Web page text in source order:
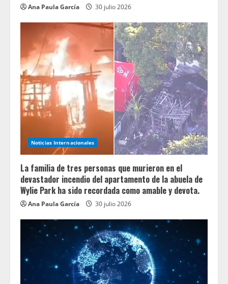
Ana Paula García 30 julio 2026
Noticias Internacionales
La familia de tres personas que murieron en el
devastador incendio del apartamento de la abuela de
Wylie Park ha sido recordada como amable y devota.
Ana Paula García 30 julio 2026